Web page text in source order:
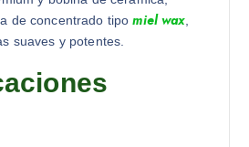
de concentrado tipomiel wax,
suaves y potentes.